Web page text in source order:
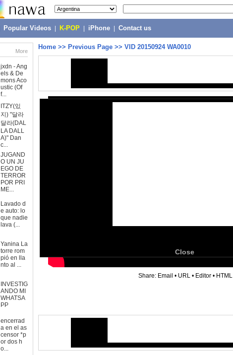
Popular Videos K-POP iPhone Contact us
More
jxdn - Ang
els & De
mons Aco
ustic (Of
f...
ITZY(있
지) "달라
달라(DAL
LA DALL
A)" Dan
c...
JUGAND
O UN JU
EGO DE
TERROR
POR PRI
ME...
Lavado d
e auto: lo
que nadie
lava (...
Yanina La
torre rom
pió en lla
nto al ...
INVESTIG
ANDO MI
WHATSA
PP
encerrad
a en el as
censor *p
or dos h
o...
Home >> Previous Page >> VID 20150924 WA0010
Close
Share: Email • URL • Editor • HTML